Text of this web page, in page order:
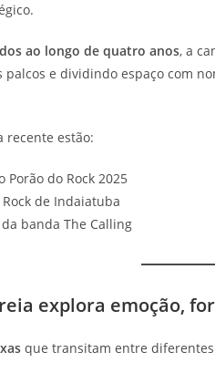
ao longo de quatro anos, a
e dividindo espaço com
recente estão:
Porão do Rock 2025
de Indaiatuba
banda The Calling
explora emoção,
que transitam entre